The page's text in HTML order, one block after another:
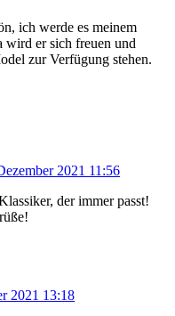
ich werde es meinem
wird er sich freuen und
zur Verfügung stehen.
2021 11:56
der immer passt!
2021 13:18